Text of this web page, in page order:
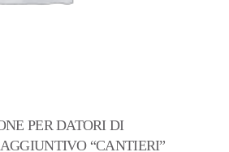
PER DATORI DI
“CANTIERI”